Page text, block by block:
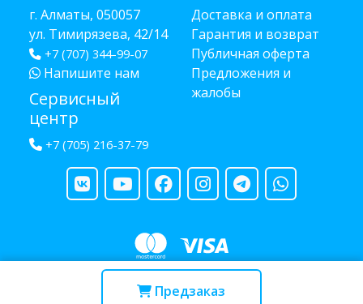
Предзаказ
г. Алматы, 050057
ул. Тимирязева, 42/14
+7 (707) 344-99-07
Напишите нам
Сервисный
центр
+7 (705) 216-37-79
Доставка и оплата
Гарантия и возврат
Публичная оферта
Предложения и
жалобы
Copyright © 2013 - 2026 RUBA - разработано